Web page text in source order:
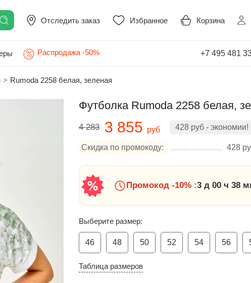
Отследить заказ Избранное Корзина
Распродажа -50% +7 495 481
> Rumoda 2258 белая, зеленая
Футболка Rumoda 2258 белая,
4 283 3 855 руб 428 руб - экономии!
Скидка по промокоду: 428
Промокод -10% :3 д 00 ч 38
Выберите размер:
46 48 50 52 54 56
Таблица размеров